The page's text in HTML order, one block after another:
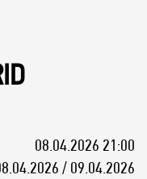
08.04.2026 21:00
/ 09.04.2026